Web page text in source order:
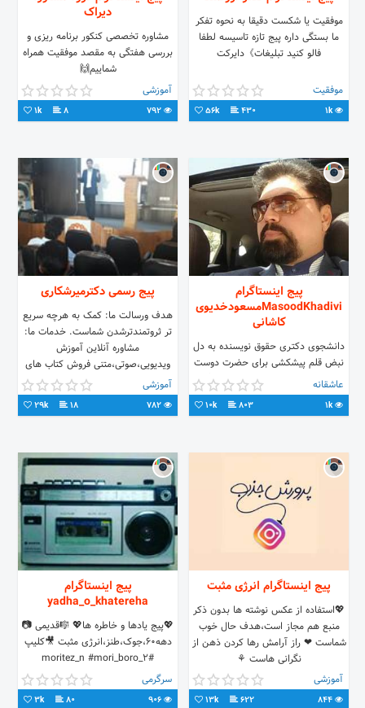
موفقیت یا شکست دقیقا به نحوه تفکر
ما بستگی داره پیج تازه تاسیسه لطفا
فالو کنید تبلیغات》دایرکت
موفقیت
1k
430
56k
دیراک
مشاوره تخصصی کنکور برنامه ریزی و
بررسی هفتگی به مقصد موفقیت همراه
شماییم🙌
آموزشی
8
1k
پیج اینستاگرام
MasoodKhadiviمسعودخدیوی
کاشانی
دانشجوی دکتـری حقوق نویسنده به دل
نبض قلم پیشکشی برای حضرت دوست
خدا یارم باش که رو به قبله حق بنگارم
masoodkhadivi.blogfa.com/
t.me/masoodkhadivi
عاشقانه
1k
803
10k
پیج رسمی دکترمیرشکاری
هدف ورسالت ما: کمک به هرچه سریع
تر ثروتمندترشدن شماست. خدمات ما:
مشاوره آنلاین آموزش
ویدیویی،صوتی،متنی فروش کتاب های
موفقیت فروش دوره های آموزشی
آموزشی
18
29k
پیج اینستاگرام انرژی مثبت
💖استفاده از عکس نوشته ها بدون ذکر
منبع هم مجاز است،هدف حال خوب
شماست ❤ راز آرامش رها کردن ذهن از
نگرانی هاست ⚘
آموزشی
622
13k
پیج اینستاگرام
yadha_o_khatereha
💖پیج یادها و خاطره ها💖 🎼قدیمی 📷
دهه60،جوک،طنز،انرژی مثبت 🎥کلیپ
#moritez_n #mori_boro_2
#یادها_و_خاطره_ها_2 #برو_2_جوک
#برو_2_کلیپ #برو_2_موزیک
سرگرمی
80
3k